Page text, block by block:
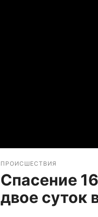
ПРОИСШЕСТВИЯ
Спасение
двое суток